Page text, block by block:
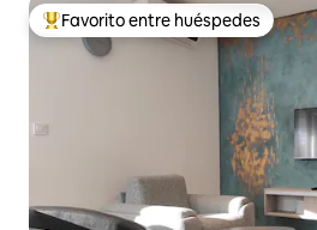
Favorito entre huéspedes preferido
Favorito entre huéspedes